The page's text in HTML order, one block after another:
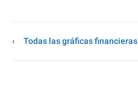
Todas las gráficas financieras